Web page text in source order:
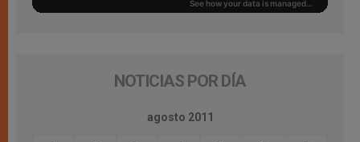
NOTICIAS POR DÍA
agosto 2011